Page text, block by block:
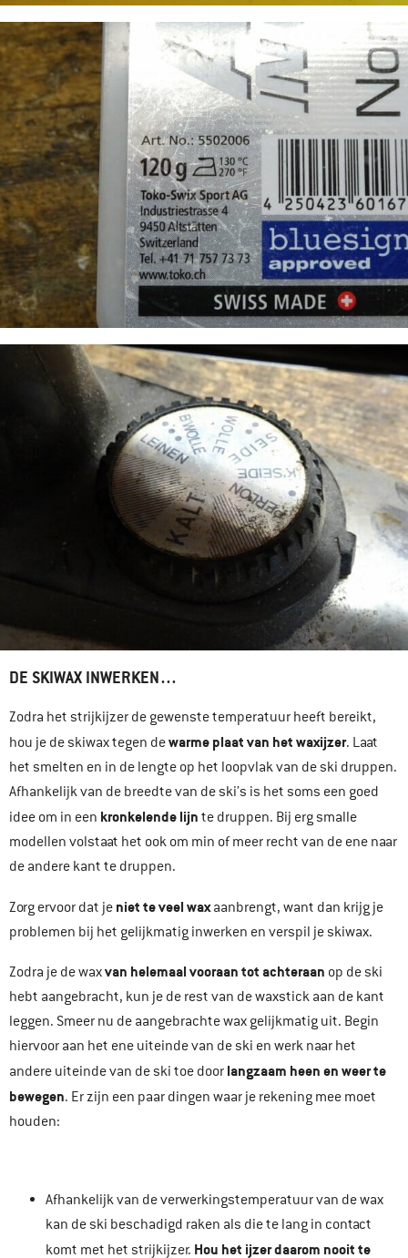
DE SKIWAX INWERKEN…
Zodra het strijkijzer de gewenste temperatuur heeft bereikt,
hou je de skiwax tegen dewarme plaat van het waxijzer. Laat
het smelten en in de lengte op het loopvlak van de ski druppen.
Afhankelijk van de breedte van de ski’s is het soms een goed
idee om in een kronkelende lijn te druppen. Bij erg smalle
modellen volstaat het ook om min of meer recht van de ene naar
de andere kant te druppen.
Zorg ervoor dat je niet te veel waxaanbrengt, want dan krijg je
problemen bij het gelijkmatig inwerken en verspil je skiwax.
Zodra je de waxvan helemaal vooraan tot achteraan op de ski
hebt aangebracht, kun je de rest van de waxstick aan de kant
leggen. Smeer nu de aangebrachte wax gelijkmatig uit. Begin
hiervoor aan het ene uiteinde van de ski en werk naar het
andere uiteinde van de ski toe door langzaam heen en weer te
bewegen. Er zijn een paar dingen waar je rekening mee moet
houden:
Afhankelijk van de verwerkingstemperatuur van de wax
kan de ski beschadigd raken als die te lang in contact
komt met het strijkijzer. Hou het ijzer daarom nooit te